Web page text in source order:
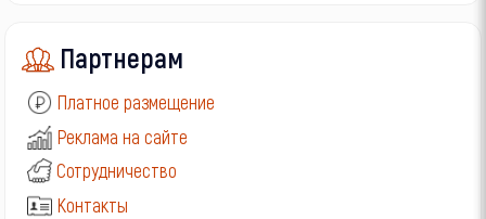
Партнерам
Платное размещение
Реклама на сайте
Сотрудничество
Контакты